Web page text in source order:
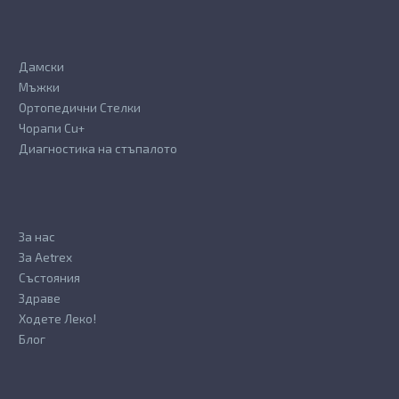
Дамски
Мъжки
Ортопедични Стелки
Чорапи Cu+
Диагностика на стъпалото
За нас
За Aetrex
Състояния
Здраве
Ходете Леко!
Блог